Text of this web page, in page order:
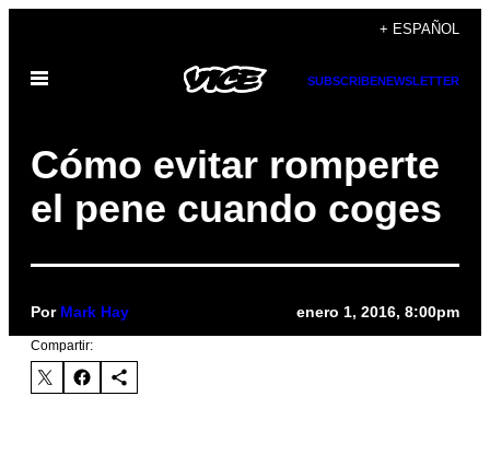
contenido
+ ESPAÑOL
Abrir
SUBSCRIBENEWSLETTER
Cómo evitar romperte
el pene cuando coges
Por Mark Hay enero 1, 2016, 8:00pm
Compartir: